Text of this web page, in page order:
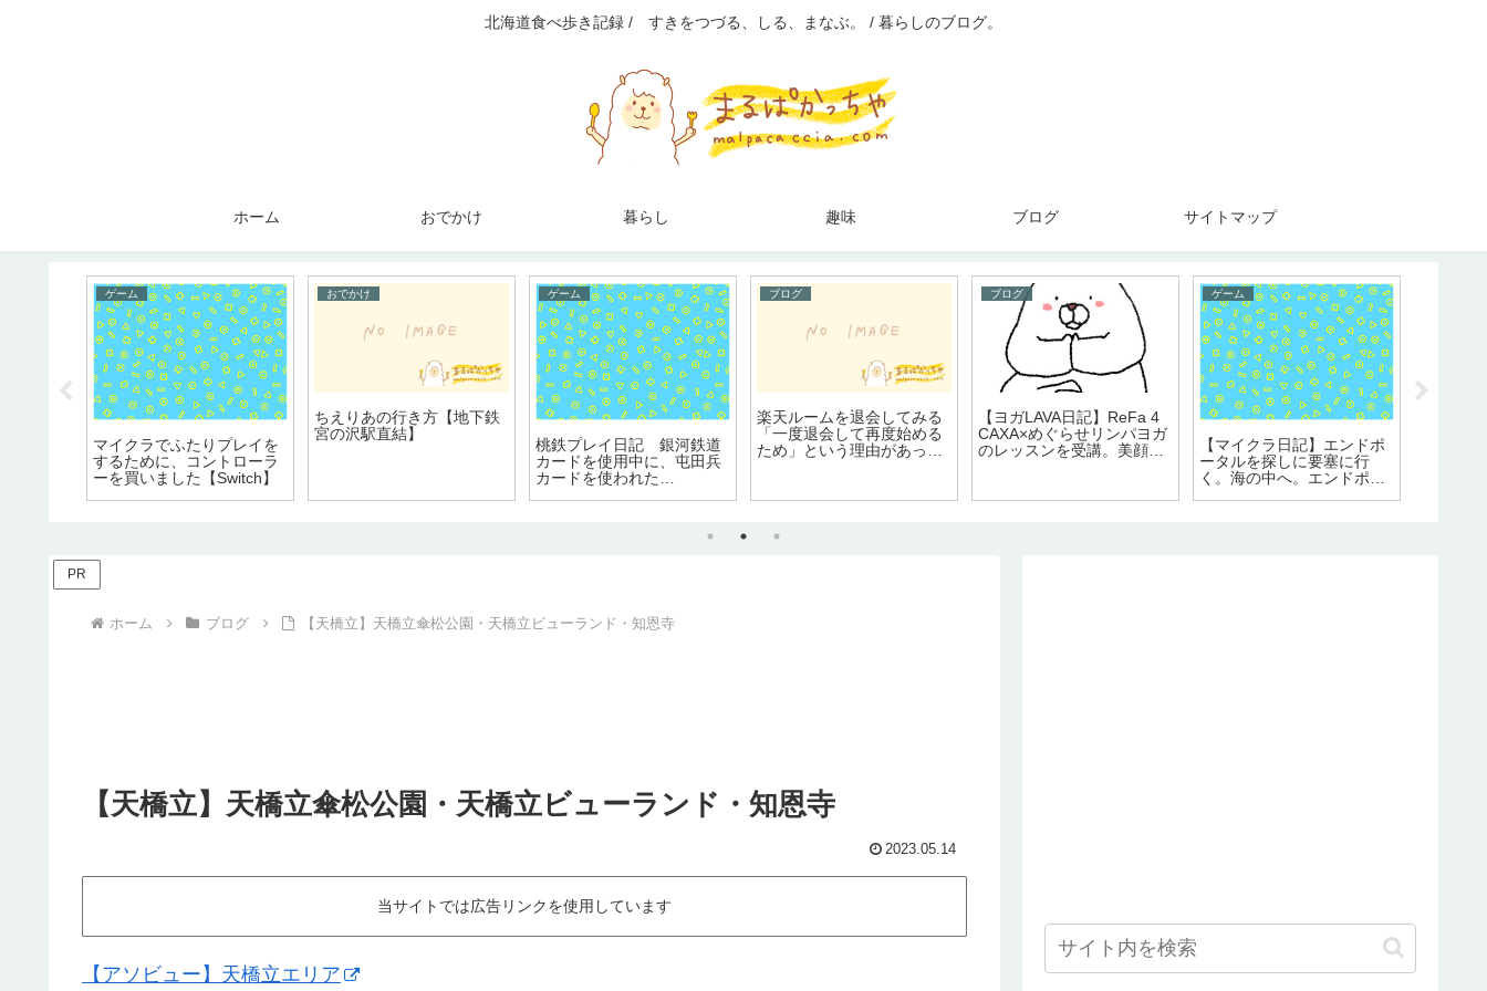
北海道食べ歩き記録 / すきをつづる、しる、まなぶ。 / 暮らしのブログ。
ホーム おでかけ 暮らし 趣味 ブログ サイトマップ
おでかけ
気になる新店『食べらさ
おでかけ
『魚べい』久しぶり、美味
しかった！セルフレジが導
ブログ
amazonプライムを解約す
るとき、「プライム会員資
格を一時停止する」のか「
プライム会員資格をキャン
セルする」のか迷う
ブログ
まねきねこのフードの注文
はアプリから！カラオケ店
久しぶり。まねちゅ～
ブログ
アシェットの定期購読を解
約しました。
おでかけ
石狩浜益『みさき食堂』で
うに丼を食べました。【北
海道のうに】
PR
ホーム ブログ 【天橋立】天橋立傘松公園・天橋立ビューランド・知恩寺
【天橋立】天橋立傘松公園・天橋立ビューランド・知恩寺
2023.05.14
当サイトでは広告リンクを使用しています
【アソビュー】天橋立エリア